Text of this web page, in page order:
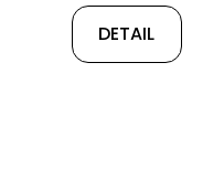
DETAIL